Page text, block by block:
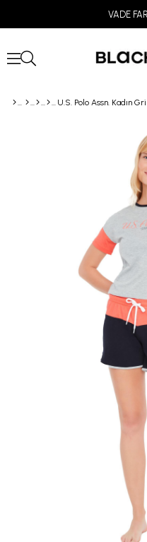
VADE